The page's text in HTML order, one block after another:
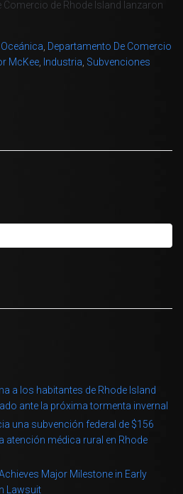
Comercio de Rhode Island lanzaron
Departamento De Comercio
McKee Industria Subvenciones
a los habitantes de Rhode Island
ante la próxima tormenta invernal
una subvención federal de $156
médica rural en Rhode
Major Milestone in Early
Lawsuit